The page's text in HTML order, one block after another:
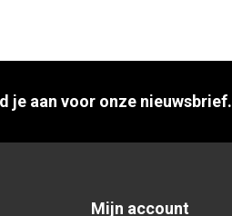
je aan voor onze nieuwsbrief.
Mijn account